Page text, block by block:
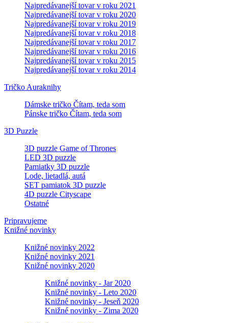
Najpredávanejší tovar v roku 2021
Najpredávanejší tovar v roku 2020
Najpredávanejší tovar v roku 2019
Najpredávanejší tovar v roku 2018
Najpredávanejší tovar v roku 2017
Najpredávanejší tovar v roku 2016
Najpredávanejší tovar v roku 2015
Najpredávanejší tovar v roku 2014
Tričko Auraknihy
Dámske tričko Čítam, teda som
Pánske tričko Čítam, teda som
3D Puzzle
3D puzzle Game of Thrones
LED 3D puzzle
Pamiatky 3D puzzle
Lode, lietadlá, autá
SET pamiatok 3D puzzle
4D puzzle Cityscape
Ostatné
Pripravujeme
Knižné novinky
Knižné novinky 2022
Knižné novinky 2021
Knižné novinky 2020
Knižné novinky - Jar 2020
Knižné novinky - Leto 2020
Knižné novinky - Jeseň 2020
Knižné novinky - Zima 2020